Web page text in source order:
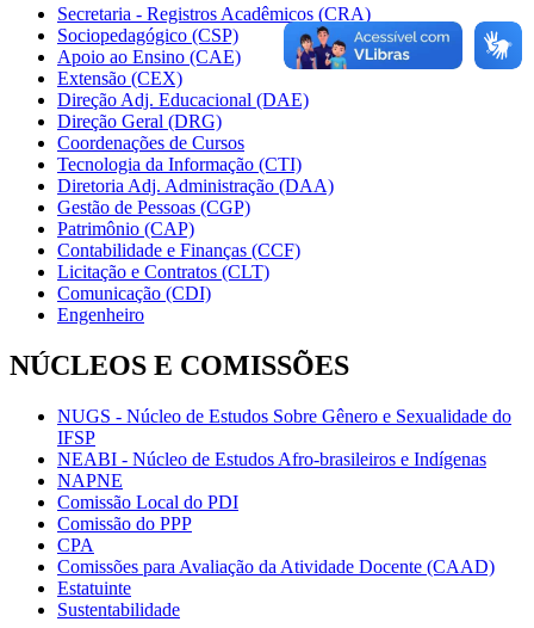
Secretaria - Registros Acadêmicos (CRA)
Sociopedagógico (CSP)
Apoio ao Ensino (CAE)
Extensão (CEX)
Direção Adj. Educacional (DAE)
Direção Geral (DRG)
Coordenações de Cursos
Tecnologia da Informação (CTI)
Diretoria Adj. Administração (DAA)
Gestão de Pessoas (CGP)
Patrimônio (CAP)
Contabilidade e Finanças (CCF)
Licitação e Contratos (CLT)
Comunicação (CDI)
Engenheiro
NÚCLEOS E COMISSÕES
NUGS - Núcleo de Estudos Sobre Gênero e Sexualidade do
IFSP
NEABI - Núcleo de Estudos Afro-brasileiros e Indígenas
NAPNE
Comissão Local do PDI
Comissão do PPP
CPA
Comissões para Avaliação da Atividade Docente (CAAD)
Estatuinte
Sustentabilidade